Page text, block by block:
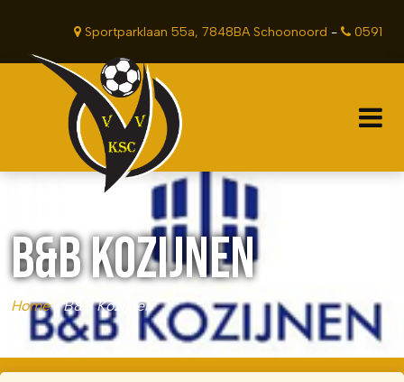
Sportparklaan 55a, 7848BA Schoonoord - 0591
B&B KOZIJNEN
Home»B&B Kozijnen